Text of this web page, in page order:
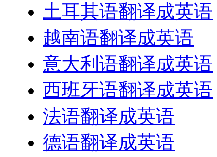
土耳其语翻译成英语
越南语翻译成英语
意大利语翻译成英语
西班牙语翻译成英语
法语翻译成英语
德语翻译成英语